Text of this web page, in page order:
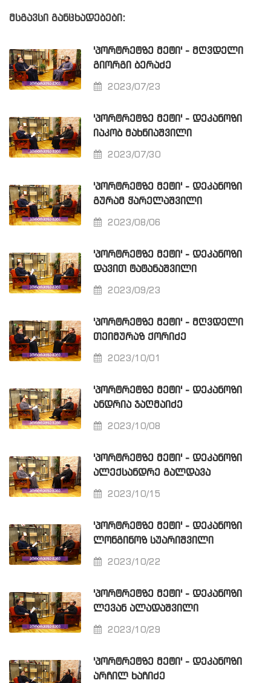
მსგავსი განცხადებები:
'ᲞᲝᲠᲢᲠᲔᲢᲖᲔ ᲛᲔᲢᲘ' - ᲛᲦᲕᲓᲔᲚᲘ
ᲒᲘᲝᲠᲒᲘ ᲑᲔᲠᲐᲫᲔ
2023/07/23
'ᲞᲝᲠᲢᲠᲔᲢᲖᲔ ᲛᲔᲢᲘ' - ᲓᲔᲙᲐᲜᲝᲖᲘ
ᲘᲐᲙᲝᲑ ᲛᲐᲮᲜᲘᲐᲨᲕᲘᲚᲘ
2023/07/30
'ᲞᲝᲠᲢᲠᲔᲢᲖᲔ ᲛᲔᲢᲘ' - ᲓᲔᲙᲐᲜᲝᲖᲘ
ᲒᲣᲠᲐᲛ ᲭᲐᲠᲔᲚᲐᲨᲕᲘᲚᲘ
2023/08/06
'ᲞᲝᲠᲢᲠᲔᲢᲖᲔ ᲛᲔᲢᲘ' - ᲓᲔᲙᲐᲜᲝᲖᲘ
ᲓᲐᲕᲘᲗ ᲢᲐᲢᲐᲜᲐᲨᲕᲘᲚᲘ
2023/09/23
'ᲞᲝᲠᲢᲠᲔᲢᲖᲔ ᲛᲔᲢᲘ' - ᲛᲦᲕᲓᲔᲚᲘ
ᲗᲔᲘᲛᲣᲠᲐᲖ ᲥᲝᲠᲘᲫᲔ
2023/10/01
'ᲞᲝᲠᲢᲠᲔᲢᲖᲔ ᲛᲔᲢᲘ' - ᲓᲔᲙᲐᲜᲝᲖᲘ
ᲐᲜᲓᲠᲘᲐ ᲯᲐᲦᲛᲐᲘᲫᲔ
2023/10/08
'ᲞᲝᲠᲢᲠᲔᲢᲖᲔ ᲛᲔᲢᲘ' - ᲓᲔᲙᲐᲜᲝᲖᲘ
ᲐᲚᲔᲥᲡᲐᲜᲓᲠᲔ ᲒᲐᲚᲓᲐᲕᲐ
2023/10/15
'ᲞᲝᲠᲢᲠᲔᲢᲖᲔ ᲛᲔᲢᲘ' - ᲓᲔᲙᲐᲜᲝᲖᲘ
ᲚᲝᲜᲒᲘᲜᲝᲖ ᲡᲣᲐᲠᲘᲨᲕᲘᲚᲘ
2023/10/22
'ᲞᲝᲠᲢᲠᲔᲢᲖᲔ ᲛᲔᲢᲘ' - ᲓᲔᲙᲐᲜᲝᲖᲘ
ᲚᲔᲕᲐᲜ ᲐᲚᲐᲓᲐᲨᲕᲘᲚᲘ
2023/10/29
'ᲞᲝᲠᲢᲠᲔᲢᲖᲔ ᲛᲔᲢᲘ' - ᲓᲔᲙᲐᲜᲝᲖᲘ
ᲐᲠᲩᲘᲚ ᲮᲐᲩᲘᲫᲔ